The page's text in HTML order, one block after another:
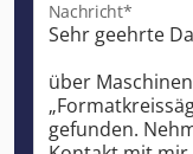
Nachricht*